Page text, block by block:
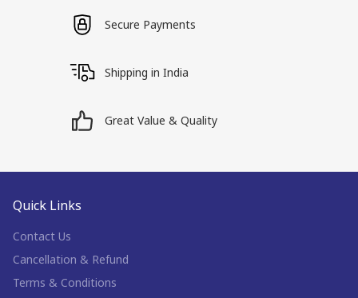
Secure Payments
Shipping in India
Great Value & Quality
Quick Links
Contact Us
Cancellation & Refund
Terms & Conditions